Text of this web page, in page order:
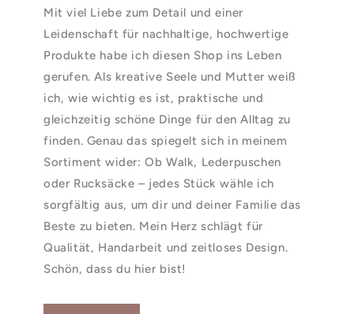
Mit viel Liebe zum Detail und einer
Leidenschaft für nachhaltige, hochwertige
Produkte habe ich diesen Shop ins Leben
gerufen. Als kreative Seele und Mutter weiß
ich, wie wichtig es ist, praktische und
gleichzeitig schöne Dinge für den Alltag zu
finden. Genau das spiegelt sich in meinem
Sortiment wider: Ob Walk, Lederpuschen
oder Rucksäcke – jedes Stück wähle ich
sorgfältig aus, um dir und deiner Familie das
Beste zu bieten. Mein Herz schlägt für
Qualität, Handarbeit und zeitloses Design.
Schön, dass du hier bist!